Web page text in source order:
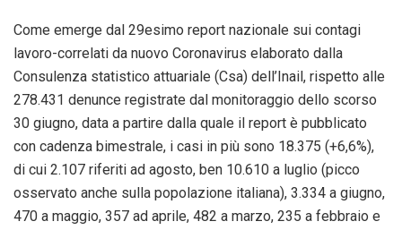
Come emerge dal 29esimo report nazionale sui contagi
lavoro-correlati da nuovo Coronavirus elaborato dalla
Consulenza statistico attuariale (Csa) dell’Inail, rispetto alle
278.431 denunce registrate dal monitoraggio dello scorso
30 giugno, data a partire dalla quale il report è pubblicato
con cadenza bimestrale, i casi in più sono 18.375 (+6,6%),
di cui 2.107 riferiti ad agosto, ben 10.610 a luglio (picco
osservato anche sulla popolazione italiana), 3.334 a giugno,
470 a maggio, 357 ad aprile, 482 a marzo, 235 a febbraio e